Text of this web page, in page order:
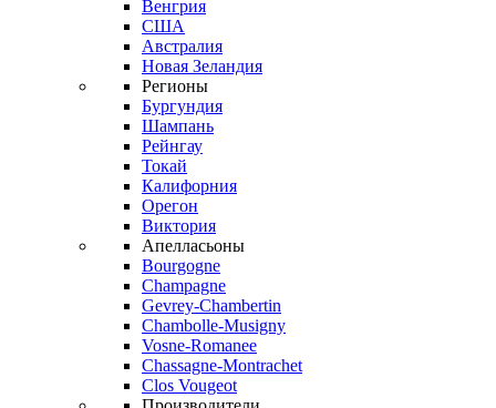
Венгрия
США
Австралия
Новая Зеландия
Регионы
Бургундия
Шампань
Рейнгау
Токай
Калифорния
Орегон
Виктория
Апелласьоны
Bourgogne
Champagne
Gevrey-Chambertin
Chambolle-Musigny
Vosne-Romanee
Chassagne-Montrachet
Clos Vougeot